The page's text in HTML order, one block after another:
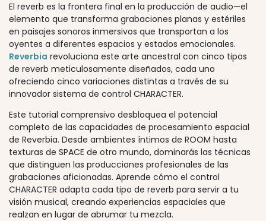
El reverb es la frontera final en la producción de audio—el
elemento que transforma grabaciones planas y estériles
en paisajes sonoros inmersivos que transportan a los
oyentes a diferentes espacios y estados emocionales.
Reverbia revoluciona este arte ancestral con cinco tipos
de reverb meticulosamente diseñados, cada uno
ofreciendo cinco variaciones distintas a través de su
innovador sistema de control CHARACTER.
Este tutorial comprensivo desbloquea el potencial
completo de las capacidades de procesamiento espacial
de Reverbia. Desde ambientes íntimos de ROOM hasta
texturas de SPACE de otro mundo, dominarás las técnicas
que distinguen las producciones profesionales de las
grabaciones aficionadas. Aprende cómo el control
CHARACTER adapta cada tipo de reverb para servir a tu
visión musical, creando experiencias espaciales que
realzan en lugar de abrumar tu mezcla.